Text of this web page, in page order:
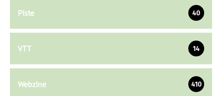
Piste 40
VTT 14
Webzine 410